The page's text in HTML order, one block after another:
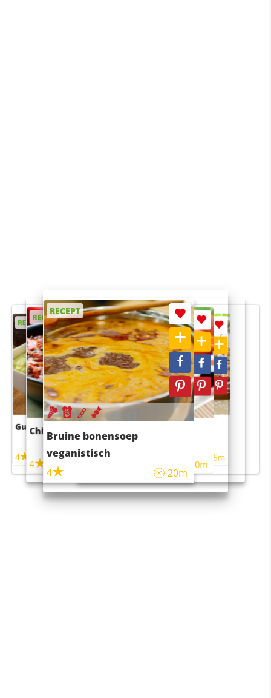
RECEPT
Guacamole
4
RECEPT
Chili con carne
4
RECEPT
Bruine bonensoep
veganistisch
4
20m
RECEPT
Sushi rijstsalade
maaltijdsalade
40m
RECEPT
4 55m